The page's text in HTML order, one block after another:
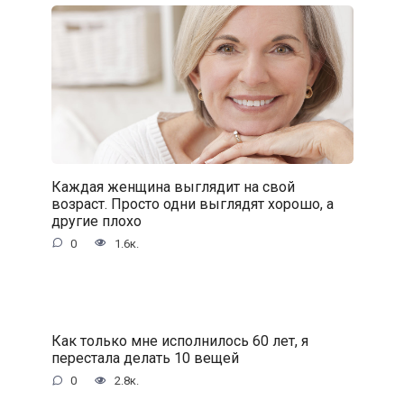
Каждая женщина выглядит на свой
возраст. Просто одни выглядят хорошо, а
другие плохо
0 1.6к.
Как только мне исполнилось 60 лет, я
перестала делать 10 вещей
0 2.8к.